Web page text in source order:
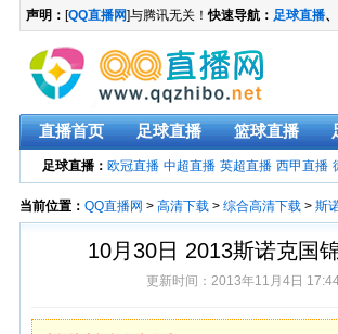
声明： [QQ直播网]与腾讯无关！快速导航： 足球直播、
直播首页 足球直播 篮球直播
足球直播： 欧冠直播 中超直播 英超直播 西甲直播
当前位置： QQ直播网 > 高清下载 > 综合高清下载 > 斯
10月30日 2013斯诺克国
更新时间：2013年11月4日